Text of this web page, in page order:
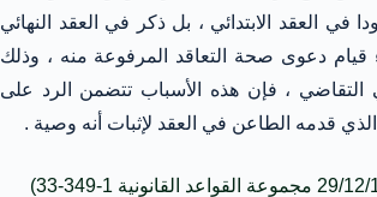
في العقد الابتدائي ، بل ذكر في العقد النهائي
قيام دعوى صحة التعاقد المرفوعة منه ، وذلك
التقاضي ، فإن هذه الأسباب تتضمن الرد على
قدمه الطاعن في العقد لإثبات أنه وصية .